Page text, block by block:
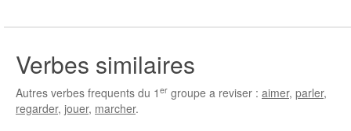
Verbes similaires
Autres verbes frequents du 1 er groupe a reviser : aimer, parler,
regarder, jouer, marcher.